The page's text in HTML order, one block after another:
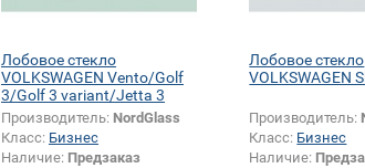
Лобовое стекло
VOLKSWAGEN Vento/Golf
3/Golf 3 variant/Jetta 3
Производитель: NordGlass
Класс: Бизнес
Наличие: Предзаказ
Лобовое стекло
VOLKSWAGEN
Производитель:
Класс: Бизнес
Наличие: